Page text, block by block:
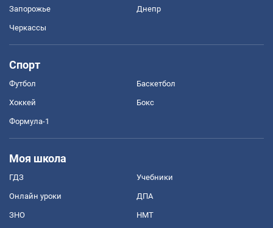
Запорожье Днепр
Черкассы
Спорт
Футбол Баскетбол
Хоккей Бокс
Формула-1
Моя школа
ГДЗ Учебники
Онлайн уроки ДПА
ЗНО НМТ